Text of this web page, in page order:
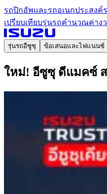
รถปิกอัพและรถอเนกประสงค์
เปรียบเทียบรุ่นรถคำนวณค่าง
รุ่นรถอีซูซุ ข้อเสนอและไฟแนนซ์
ใหม่! อีซูซุ ดีแมคซ์ ส